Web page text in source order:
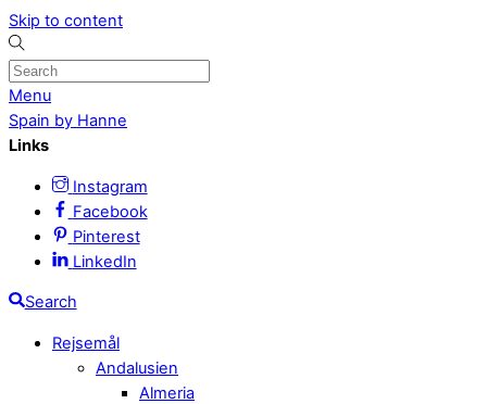
Skip to content
Menu
Spain by Hanne
Links
Instagram
Facebook
Pinterest
LinkedIn
Search
Rejsemål
Andalusien
Almeria